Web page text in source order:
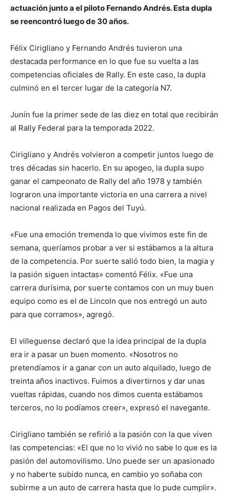
actuación junto a el piloto Fernando Andrés. Esta dupla
se reencontró luego de 30 años.
Félix Cirigliano y Fernando Andrés tuvieron una
destacada performance en lo que fue su vuelta a las
competencias oficiales de Rally. En este caso, la dupla
culminó en el tercer lugar de la categoría N7.
Junín fue la primer sede de las diez en total que recibirán
al Rally Federal para la temporada 2022.
Cirigliano y Andrés volvieron a competir juntos luego de
tres décadas sin hacerlo. En su apogeo, la dupla supo
ganar el campeonato de Rally del año 1978 y también
lograron una importante victoria en una carrera a nivel
nacional realizada en Pagos del Tuyú.
«Fue una emoción tremenda lo que vivimos este fin de
semana, queríamos probar a ver si estábamos a la altura
de la competencia. Por suerte salió todo bien, la magia y
la pasión siguen intactas» comentó Félix. «Fue una
carrera durísima, por suerte contamos con un muy buen
equipo como es el de Lincoln que nos entregó un auto
para que corramos», agregó.
El villeguense declaró que la idea principal de la dupla
era ir a pasar un buen momento. «Nosotros no
pretendíamos ir a ganar con un auto alquilado, luego de
treinta años inactivos. Fuimos a divertirnos y dar unas
vueltas rápidas, cuando nos dimos cuenta estábamos
terceros, no lo podíamos creer», expresó el navegante.
Cirigliano también se refirió a la pasión con la que viven
las competencias: «El que no lo vivió no sabe lo que es la
pasión del automovilismo. Uno puede ser un apasionado
y no haberte subido nunca, en cambio yo soñaba con
subirme a un auto de carrera hasta que lo pude cumplir».